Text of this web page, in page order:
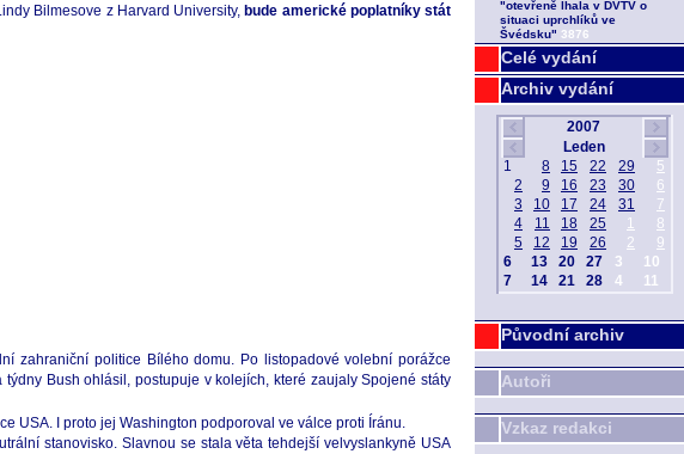
Celé vydání
Archiv vydání
Původní archiv
Autoři
Vzkaz redakci
Bilmesove z Harvard University, bude americké poplatníky stát
zahraniční politice Bílého domu. Po listopadové volební porážce
Bush ohlásil, postupuje v kolejích, které zaujaly Spojené státy
USA. I proto jej Washington podporoval ve válce proti Íránu.
stanovisko. Slavnou se stala věta tehdejší velvyslankyně USA